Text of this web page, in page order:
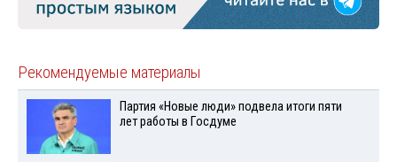
Рекомендуемые материалы
Партия «Новые люди» подвела итоги пяти
лет работы в Госдуме